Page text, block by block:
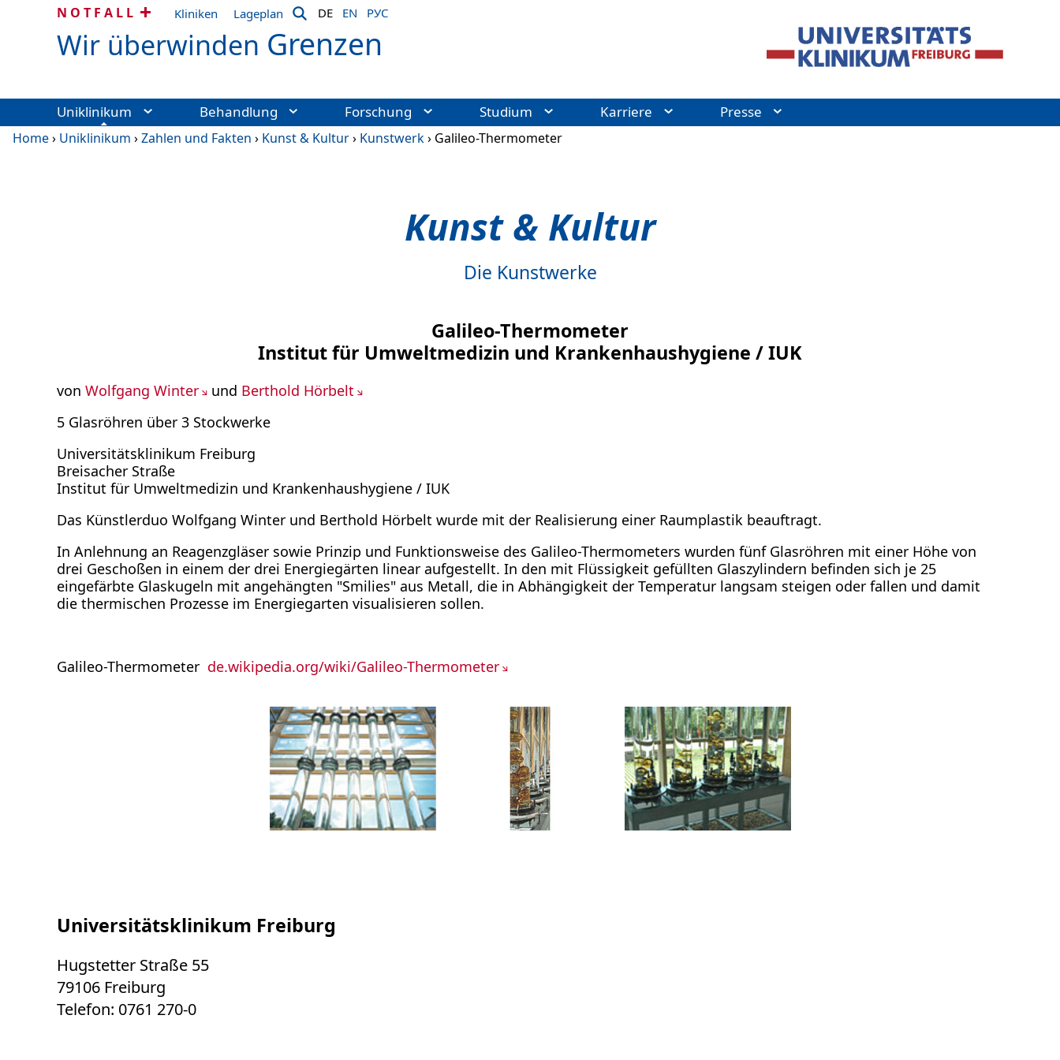
NOTFALL Kliniken Lageplan DE EN РУС
Wir überwinden Grenzen
Uniklinikum Behandlung Forschung Studium Karriere Presse
Home› Uniklinikum ›Zahlen und Fakten › Kunst & Kultur› Kunstwerk› Galileo-Thermometer
Kunst & Kultur
Die Kunstwerke
Galileo-Thermometer
Institut für Umweltmedizin und Krankenhaushygiene / IUK
von Wolfgang Winter und Berthold Hörbelt
5 Glasröhren über 3 Stockwerke
Universitätsklinikum Freiburg
Breisacher Straße
Institut für Umweltmedizin und Krankenhaushygiene / IUK
Das Künstlerduo Wolfgang Winter und Berthold Hörbelt wurde mit der Realisierung einer Raumplastik beauftragt.
In Anlehnung an Reagenzgläser sowie Prinzip und Funktionsweise des Galileo-Thermometers wurden fünf Glasröhren mit einer Höhe von
drei Geschoßen in einem der drei Energiegärten linear aufgestellt. In den mit Flüssigkeit gefüllten Glaszylindern befinden sich je 25
eingefärbte Glaskugeln mit angehängten "Smilies" aus Metall, die in Abhängigkeit der Temperatur langsam steigen oder fallen und damit
die thermischen Prozesse im Energiegarten visualisieren sollen.
Galileo-Thermometer de.wikipedia.org/wiki/Galileo-Thermometer
Universitätsklinikum Freiburg
Hugstetter Straße 55
79106 Freiburg
Telefon: 0761 270-0